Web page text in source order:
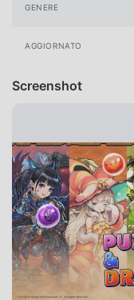
GENERE
AGGIORNATO
Screenshot